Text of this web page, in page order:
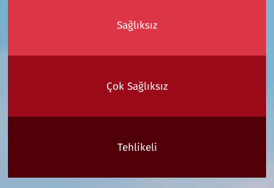
Sağlıksız
Çok Sağlıksız
Tehlikeli